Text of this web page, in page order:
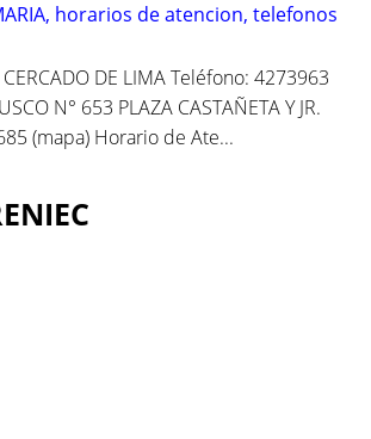
horarios de atencion, telefonos
DE LIMA Teléfono: 4273963
N° 653 PLAZA CASTAÑETA Y JR.
(mapa) Horario de Ate...